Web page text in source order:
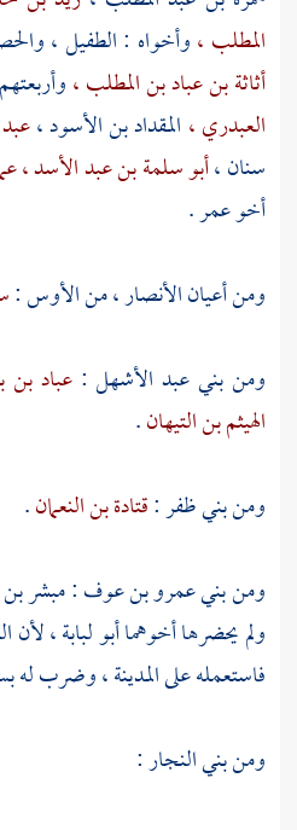
المطلب ،وأخواه :الطفيل ،
أثاثة بن عباد بن المطلب ،
العبدري ، المقداد بن الأسود ،
سنان ،أبو سلمة بن عبد الأسد ،
أخوعمر.
ومن أعيانالأنصار ،منالأوس:
ومنبني عبد الأشهل :عباد بن
الهيثم بن التيهان.
ومنبني ظفر:قتادة بن النعمان.
ومنبني عمرو بن عوف:مبشر بن
ولم يحضرها أخوهماأبو لبابة ،لأن
فاستعمله علىالمدينة ،وضرب له
ومنبني النجار: